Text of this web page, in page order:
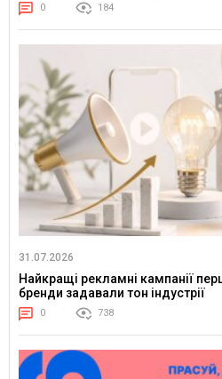
0 184
31.07.2026
Найкращі рекламні кампанії
бренди задавали тон індустрії
0 738